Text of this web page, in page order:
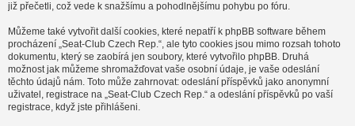
již přečetli, což vede k snažšímu a pohodlnějšímu pohybu po fóru.
Můžeme také vytvořit další cookies, které nepatří k phpBB software během
procházení „Seat-Club Czech Rep.“, ale tyto cookies jsou mimo rozsah tohoto
dokumentu, který se zaobírá jen soubory, které vytvořilo phpBB. Druhá
možnost jak můžeme shromažďovat vaše osobní údaje, je vaše odeslání
těchto údajů nám. Toto může zahrnovat: odeslání příspěvků jako anonymní
uživatel, registrace na „Seat-Club Czech Rep.“ a odeslání příspěvků po vaší
registrace, když jste přihlášeni.